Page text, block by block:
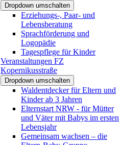
Dropdown umschalten
Erziehungs-, Paar- und
Lebensberatung
Sprachförderung und
Logopädie
Tagespflege für Kinder
Veranstaltungen FZ
Kopernikusstraße
Dropdown umschalten
Waldentdecker für Eltern und
Kinder ab 3 Jahren
Elternstart NRW - für Mütter
und Väter mit Babys im ersten
Lebensjahr
Gemeinsam wachsen – die